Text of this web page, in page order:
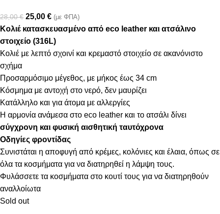
28,00€ 25,00 € (με ΦΠΑ)
Κολιέ κατασκευασμένο από eco leather και ατσάλινο
στοιχείο (316L)
Κολιέ με λεπτό σχοινί και κρεμαστό στοιχείο σε ακανόνιστο
σχήμα
Προσαρμόσιμο μέγεθος, με μήκος έως 34 cm
Κόσμημα με αντοχή στο νερό, δεν μαυρίζει
Κατάλληλο και για άτομα με αλλεργίες
Η αρμονία ανάμεσα στο eco leather και το ατσάλι δίνει
σύγχρονη και φυσική αισθητική ταυτόχρονα
Οδηγίες φροντίδας
Συνιστάται η αποφυγή από κρέμες, κολόνιες και έλαια, όπως σε
όλα τα κοσμήματα για να διατηρηθεί η λάμψη τους.
Φυλάσσετε τα κοσμήματα στο κουτί τους για να διατηρηθούν
αναλλοίωτα
Sold out